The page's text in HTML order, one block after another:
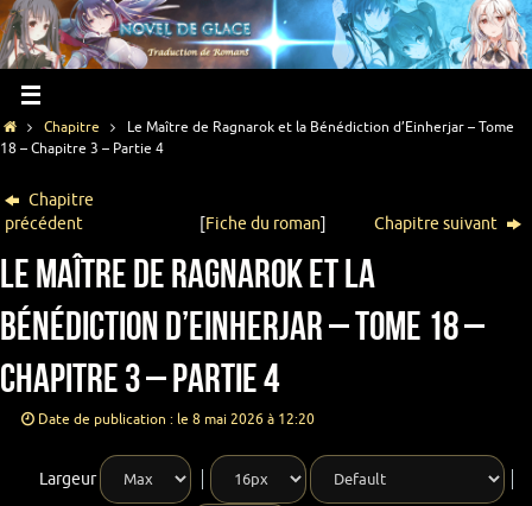
Chapitre
Le Maître de Ragnarok et la Bénédiction d’Einherjar – Tome
18 – Chapitre 3 – Partie 4
Chapitre
précédent
[Fiche du roman] Chapitre suivant
Le Maître de Ragnarok et la
Bénédiction d’Einherjar – Tome 18 –
Chapitre 3 – Partie 4
Date de publication : le 8 mai 2026 à 12:20
Largeur